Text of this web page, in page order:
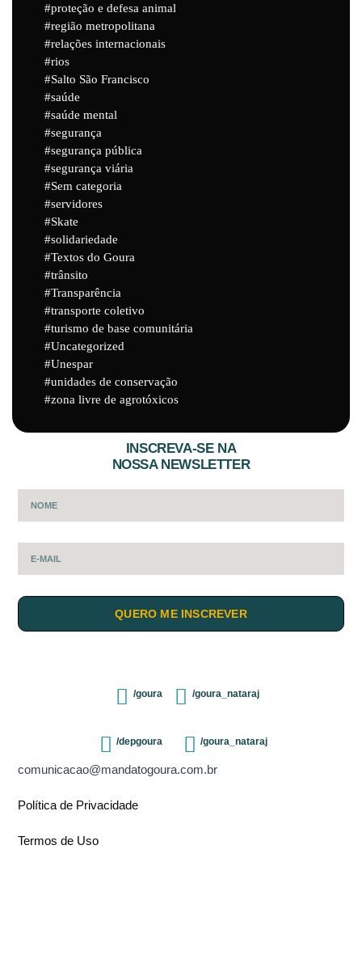
proteção e defesa animal
região metropolitana
relações internacionais
rios
Salto São Francisco
saúde
saúde mental
segurança
segurança pública
segurança viária
Sem categoria
servidores
Skate
solidariedade
Textos do Goura
trânsito
Transparência
transporte coletivo
turismo de base comunitária
Uncategorized
Unespar
unidades de conservação
zona livre de agrotóxicos
INSCREVA-SE NA
NOSSA NEWSLETTER
QUERO ME INSCREVER
/goura /goura_nataraj
/depgoura /goura_nataraj
comunicacao@mandatogoura.com.br
Política de Privacidade
Termos de Uso